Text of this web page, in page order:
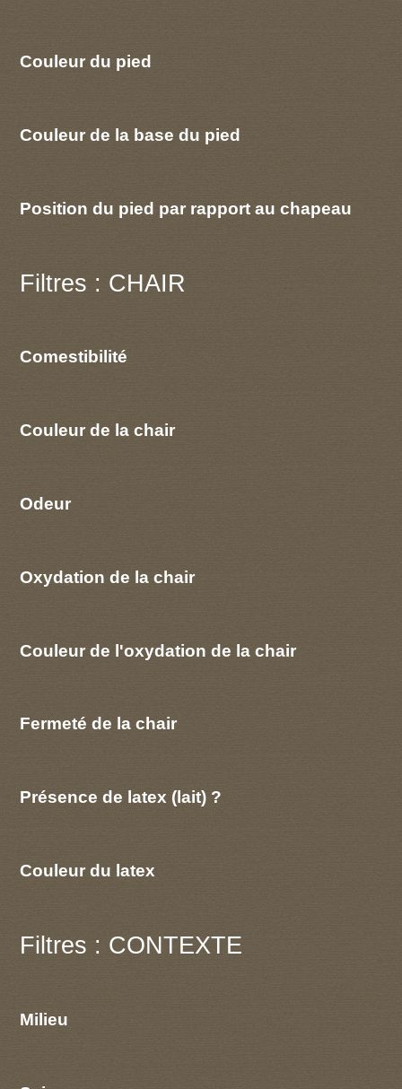
Couleur du pied
Couleur de la base du pied
Position du pied par rapport au chapeau
Filtres : CHAIR
Comestibilité
Couleur de la chair
Odeur
Oxydation de la chair
Couleur de l'oxydation de la chair
Fermeté de la chair
Présence de latex (lait) ?
Couleur du latex
Filtres : CONTEXTE
Milieu